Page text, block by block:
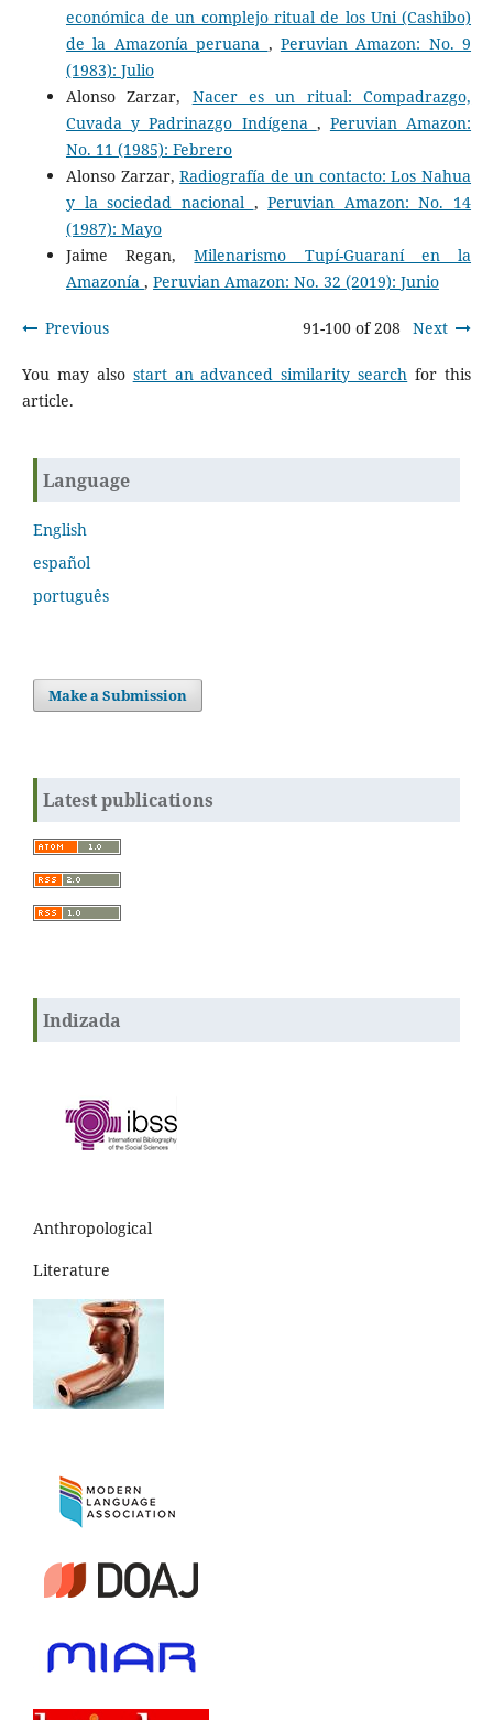
económica de un complejo ritual de los Uni (Cashibo)
de la Amazonía peruana , Peruvian Amazon: No. 9
(1983): Julio
Alonso Zarzar, Nacer es un ritual: Compadrazgo,
Cuvada y Padrinazgo Indígena , Peruvian Amazon:
No. 11 (1985): Febrero
Alonso Zarzar,Radiografía de un contacto: Los Nahua
y la sociedad nacional ,Peruvian Amazon: No. 14
(1987): Mayo
Jaime Regan,Milenarismo Tupí-Guaraní en la
Amazonía , Peruvian Amazon: No. 32 (2019): Junio
Previous 91-100 of 208 Next
You may also start an advanced similarity search for this
article.
Language
English
español
português
Make a Submission
Latest publications
Indizada
Anthropological
Literature